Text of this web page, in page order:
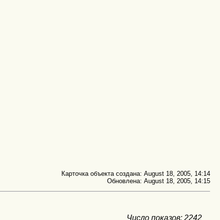
Карточка объекта создана: August 18, 2005, 14:14
Обновлена: August 18, 2005, 14:15
Число показов: 2242